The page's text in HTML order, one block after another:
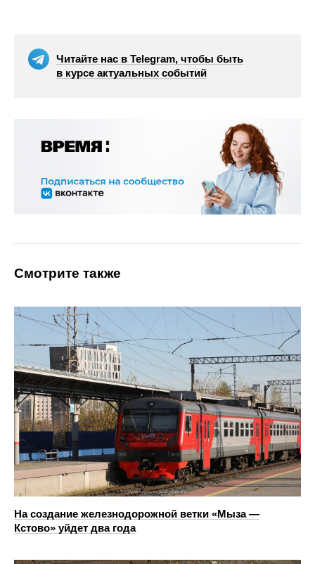
Читайте нас в Telegram, чтобы быть
в курсе актуальных событий
Смотрите также
На создание железнодорожной ветки «Мыза —
Кстово» уйдет два года